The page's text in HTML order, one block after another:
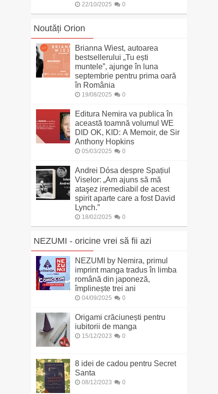
22/10/2025 0
Noutăți Orion
Brianna Wiest, autoarea
bestsellerului „Tu ești
muntele”, ajunge în luna
septembrie pentru prima oară
în România
19/08/2025 0
Editura Nemira va publica în
această toamnă volumul WE
DID OK, KID: A Memoir, de Sir
Anthony Hopkins
05/03/2025 0
Andrei Dósa despre Spațiul
Viselor: „Am ajuns să mă
ataşez iremediabil de acest
spirit aparte care a fost David
Lynch.”
18/02/2025 0
NEZUMI - oricine vrei să fii azi
NEZUMI by Nemira, primul
imprint manga tradus în limba
română din japoneză,
împlinește trei ani
04/09/2025 0
Origami crăciunești pentru
iubitorii de manga
15/12/2023 0
8 idei de cadou pentru Secret
Santa
08/12/2023 0